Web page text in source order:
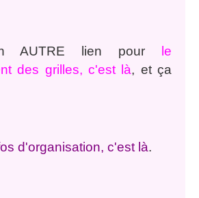
lien pour
le
des grilles, c'est là, et ça
d'organisation, c'est là.